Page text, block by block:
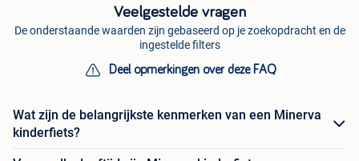
Veelgestelde vragen
De onderstaande waarden zijn gebaseerd op je zoekopdracht en de
ingestelde filters
Deel opmerkingen over deze FAQ
Wat zijn de belangrijkste kenmerken van een Minerva
kinderfiets?